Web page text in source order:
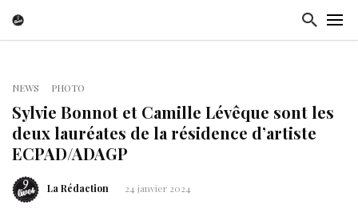
NEWS PHOTO
Sylvie Bonnot et Camille Lévêque sont les
deux lauréates de la résidence d’artiste
ECPAD/ADAGP
La Rédaction 24 janvier 2024